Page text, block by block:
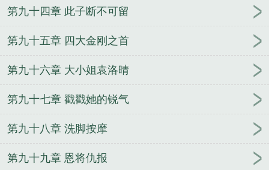
第九十四章 此子断不可留
第九十五章 四大金刚之首
第九十六章 大小姐袁洛晴
第九十七章 戳戳她的锐气
第九十八章 洗脚按摩
第九十九章 恩将仇报